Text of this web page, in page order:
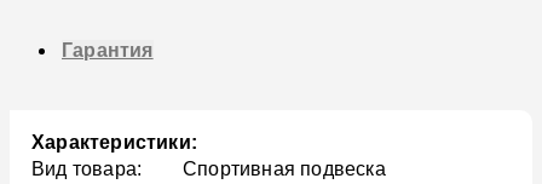
Гарантия
Характеристики:
Вид товара:
Спортивная подвеска